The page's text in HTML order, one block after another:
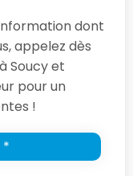
dont
appelez dès
Soucy et
pour un
!
*